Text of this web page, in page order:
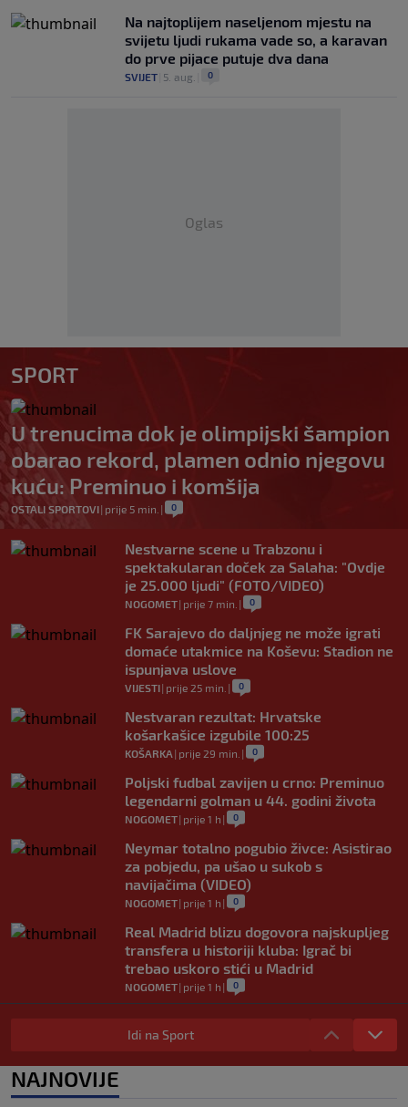
Na najtoplijem naseljenom mjestu na
svijetu ljudi rukama vade so, a karavan
do prve pijace putuje dva dana
SVIJET 5. aug. 0
Oglas
SPORT
U trenucima dok je olimpijski šampion
obarao rekord, plamen odnio njegovu
kuću: Preminuo i komšija
OSTALI SPORTOVI| prije 5 min. | 0
Nestvarne scene u Trabzonu i
spektakularan doček za Salaha: "Ovdje
je 25.000 ljudi" (FOTO/VIDEO)
NOGOMET| prije 7 min. | 0
FK Sarajevo do daljnjeg ne može igrati
domaće utakmice na Koševu: Stadion ne
ispunjava uslove
VIJESTI| prije 25 min. | 0
Nestvaran rezultat: Hrvatske
košarkašice izgubile 100:25
KOŠARKA | prije 29 min. | 0
Poljski fudbal zavijen u crno: Preminuo
legendarni golman u 44. godini života
NOGOMET| prije 1 h | 0
Neymar totalno pogubio živce: Asistirao
za pobjedu, pa ušao u sukob s
navijačima (VIDEO)
NOGOMET| prije 1 h | 0
Real Madrid blizu dogovora najskupljeg
transfera u historiji kluba: Igrač bi
trebao uskoro stići u Madrid
NOGOMET| prije 1 h | 0
Lara Gut-Behrami završila karijeru:
Jedna od najvećih skijašica svih
0
Idi na Sport
NAJNOVIJE